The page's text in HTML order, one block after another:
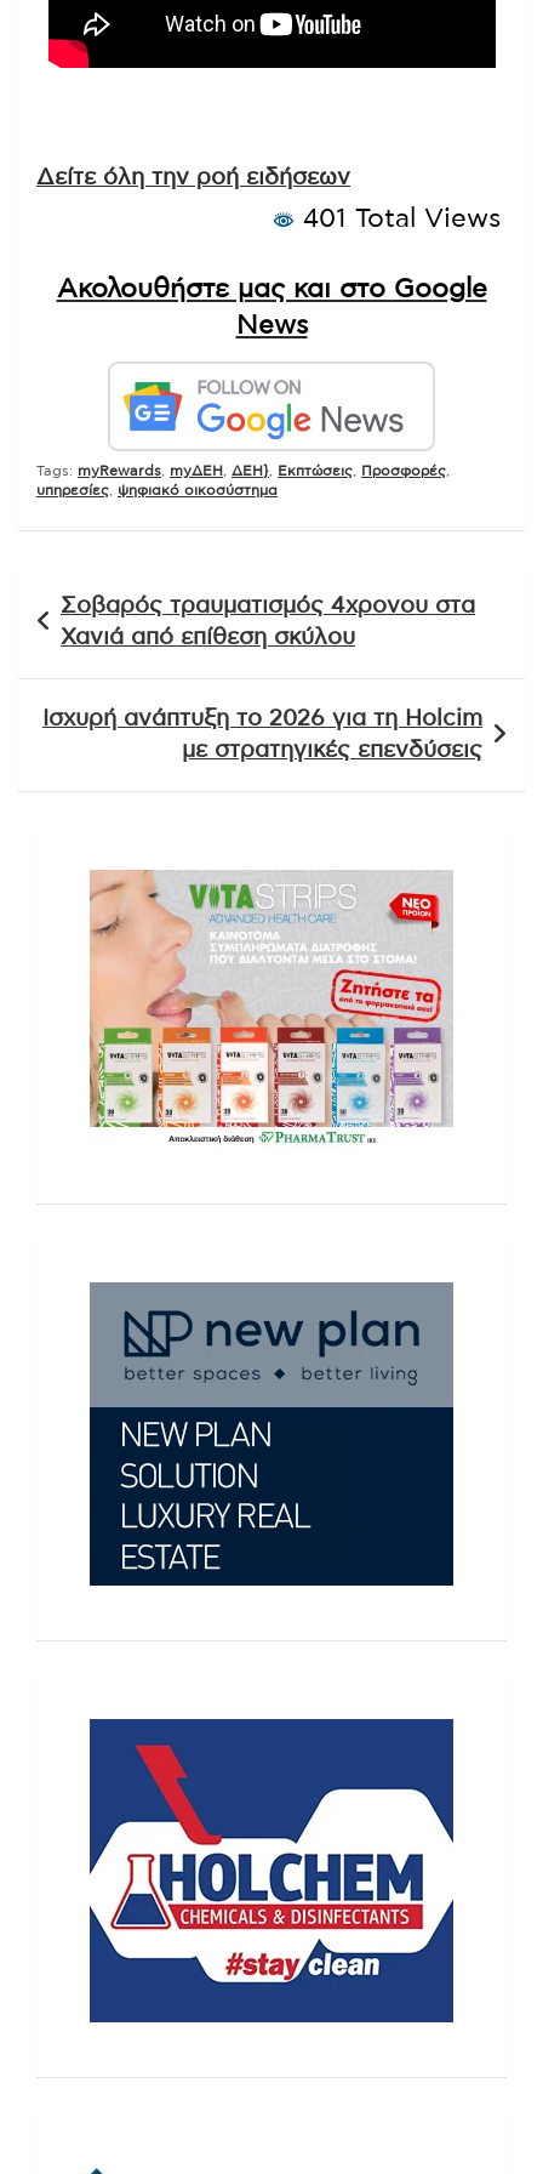
Δείτε όλη την ροή ειδήσεων
401 Total Views
Ακολουθήστε μας και στο Google
News
Tags: myRewards myΔΕΗ ΔΕΗ} Εκπτώσεις Προσφορές
υπηρεσίες
ψηφιακό οικοσύστημα
άρθρων
Σοβαρός τραυματισμός 4χρονου στα
Χανιά από επίθεση σκύλου
Ισχυρή ανάπτυξη το 2026 για τη Holcim
με στρατηγικές επενδύσεις